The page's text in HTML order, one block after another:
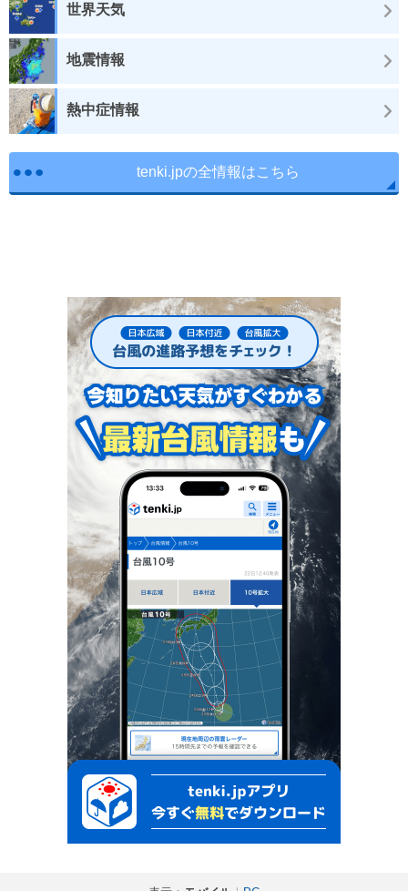
世界天気
地震情報
熱中症情報
tenki.jpの全情報はこちら